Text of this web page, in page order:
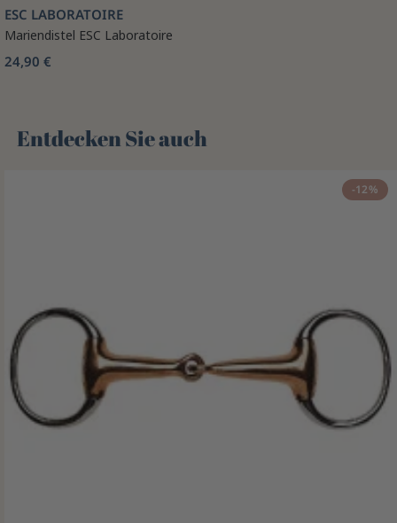
ESC LABORATOIRE
Mariendistel ESC Laboratoire
24,90 €
Entdecken Sie auch 🌻
-12%